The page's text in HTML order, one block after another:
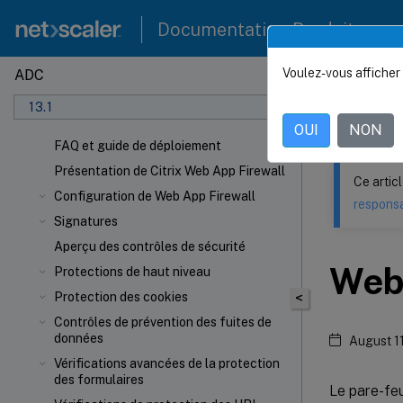
Documentation Produit
ADC
13.1
FAQ et guide de déploiement
Présentation de Citrix Web App Firewall
Configuration de Web App Firewall
Signatures
Aperçu des contrôles de sécurité
Protections de haut niveau
Protection des cookies
Contrôles de prévention des fuites de
données
Vérifications avancées de la protection
des formulaires
Ce contenu a
<
Ce
August
Le pare-
Voulez-vous
OUI NON